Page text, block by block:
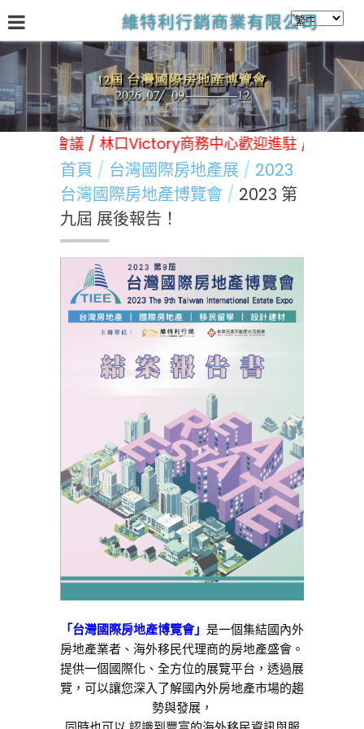
維特利行銷商業有限公司
關於我們 台灣國際房地產展 林口Victory商務中心 日
動 會議 / 林口Victory商務中心歡迎進駐 / 南投
首頁 台灣國際房地產展
2023
台灣國際房地產博覽會
2023 第
九屆 展後報告！
「台灣國際房地產博覽會」 是一個集結國內外
提供一個國際化、全方位的展覽平台，透過展
覽，可以讓您深入了解國內外房地產市場的趨
勢與發展，